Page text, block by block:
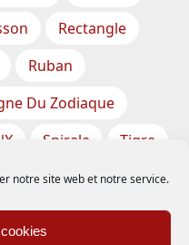
notre site web et notre service.
Rectangle
Ruban
Du Zodiaque
Spirale
Tigre
Tresse
Vase
Étoile